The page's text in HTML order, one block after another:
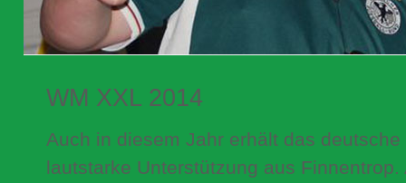
WM XXL 2014
Auch in diesem Jahr erhält das deutsche
lautstarke Unterstützung aus